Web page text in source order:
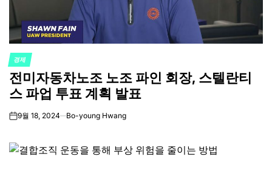
POSTED
IN
경제
전미자동차노조 노조 파인 회장, 스텔란티
스 파업 투표 계획 발표
on9월 18, 2024 Bo-young Hwang